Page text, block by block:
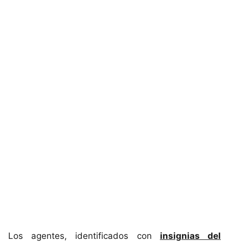
Los agentes, identificados con insignias del